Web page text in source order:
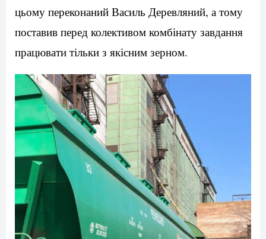
цьому переконаний Василь Деревляний, а тому
поставив перед колективом комбінату завдання
працювати тільки з якісним зерном.